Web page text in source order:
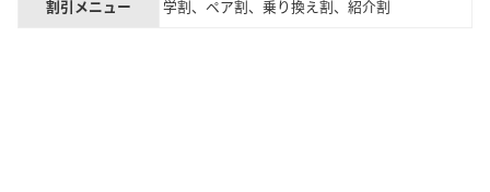
割引メニュー 学割、ペア割、乗り換え割、紹介割